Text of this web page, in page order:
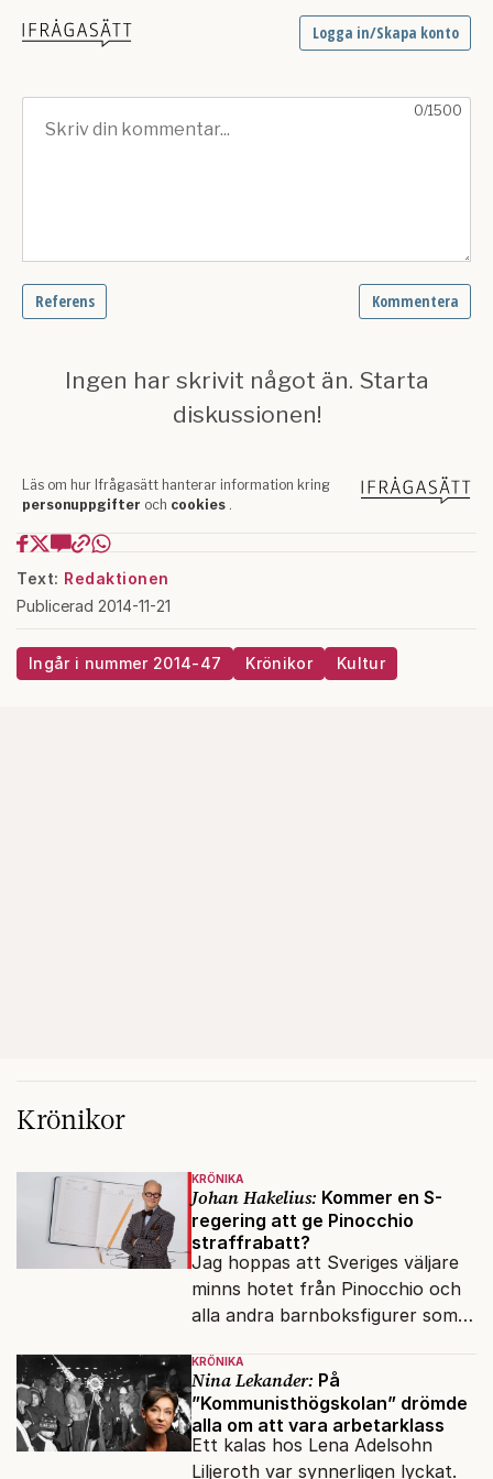
Text: Redaktionen
Publicerad 2014-11-21
Ingår i nummer 2014-47 Krönikor Kultur
Krönikor
KRÖNIKA
Johan Hakelius: Kommer en S-
regering att ge Pinocchio
straffrabatt?
Jag hoppas att Sveriges väljare
minns hotet från Pinocchio och
alla andra barnboksfigurer som
upphovsrätt.
KRÖNIKA
Nina Lekander: På
”Kommunisthögskolan” drömde
alla om att vara arbetarklass
Ett kalas hos Lena Adelsohn
Liljeroth var synnerligen lyckat.